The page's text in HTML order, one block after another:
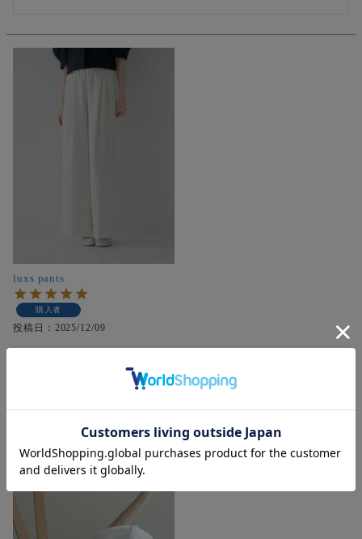
luxs pants
購入者
投稿日 2025/12/09
色選びで迷いに迷ってアイボリーを購入しました。夏から使
用していますが、合わせやすくブラックも欲しいくらいで